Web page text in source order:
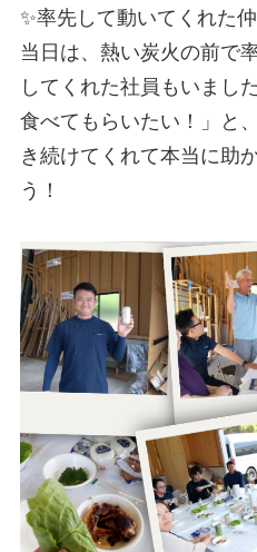
✨率先して動いてくれた仲
当⽇は、熱い炭⽕の前で
してくれた社員もいまし
⾷べてもらいたい！」と
き続けてくれて本当に助
う！